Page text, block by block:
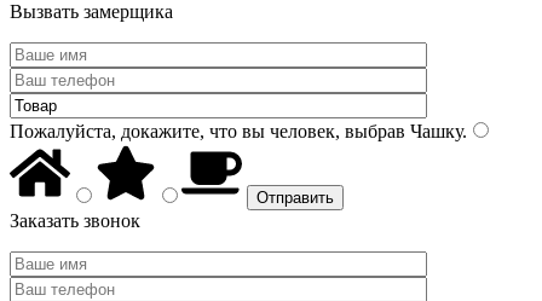
Вызвать замерщика
Пожалуйста, докажите, что вы человек, выбрав Чашку.
Заказать звонок